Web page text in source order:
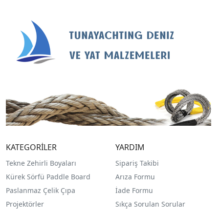
KATEGORİLER
Tekne Zehirli Boyaları
Kürek Sörfü Paddle Board
Paslanmaz Çelik Çıpa
Projektörler
YARDIM
Sipariş Takibi
Arıza Formu
İade Formu
Sıkça Sorulan Sorular